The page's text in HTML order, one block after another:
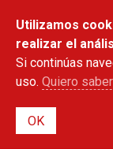
Utilizamos
realizar el
Si continúas
uso. Quiero